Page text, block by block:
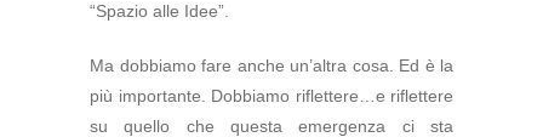
“Spazio alle Idee”.
Ma dobbiamo fare anche un’altra cosa. Ed è la
più importante. Dobbiamo riflettere…e riflettere
su quello che questa emergenza ci sta